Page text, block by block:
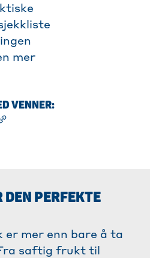
mer
VENNER:
PERFEKTE
er mer enn bare å ta
saftig frukt til